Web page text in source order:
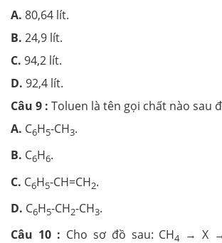
A. 80,64 lít.
B. 24,9 lít.
C. 94,2 lít.
D. 92,4 lít.
Câu 9 : Toluen là tên gọi chất nào sau
A. C6H5-CH3.
B. C6H6.
C. C6H5-CH=CH2.
D. C6H5-CH2-CH3.
Câu 10 : Cho sơ đồ sau: CH4 → X